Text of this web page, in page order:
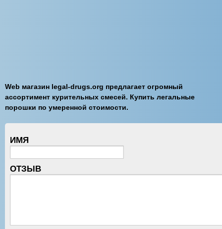
Web магазин legal-drugs.org предлагает огромный
ассортимент курительных смесей. Купить легальные
порошки по умеренной стоимости.
ИМЯ
ОТЗЫВ